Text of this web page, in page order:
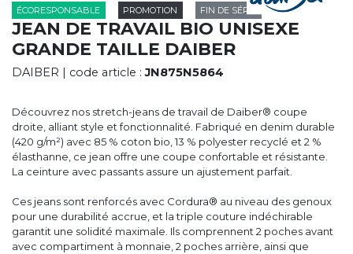
ÉCORESPONSABLE PROMOTION FIN DE SÉRIE
JEAN DE TRAVAIL BIO UNISEXE
GRANDE TAILLE DAIBER
DAIBER | code article :JN875N5864
Découvrez nos stretch-jeans de travail de Daiber® coupe
droite, alliant style et fonctionnalité. Fabriqué en denim durable
(420 g/m²) avec 85 % coton bio, 13 % polyester recyclé et 2 %
élasthanne, ce jean offre une coupe confortable et résistante.
La ceinture avec passants assure un ajustement parfait.
Ces jeans sont renforcés avec Cordura® au niveau des genoux
pour une durabilité accrue, et la triple couture indéchirable
garantit une solidité maximale. Ils comprennent 2 poches avant
avec compartiment à monnaie, 2 poches arrière, ainsi que